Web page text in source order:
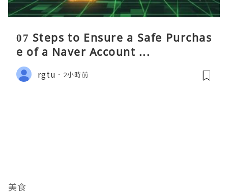
07 Steps to Ensure a Safe Purchas
e of a Naver Account ...
rgtu 2小時前
美食